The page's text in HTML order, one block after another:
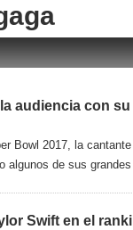
audiencia con
Bowl 2017, la
algunos de sus
Swift en el